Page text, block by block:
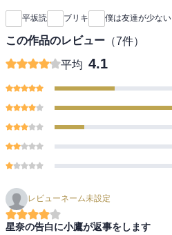
平坂読 ブリキ 僕は友達が少ない
この作品のレビュー （7件）
平均 4.1
レビューネーム未設定
星奈の告白に小鷹が返事をします